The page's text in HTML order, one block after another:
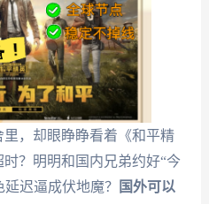
，却眼睁睁看着《和平精
？明明和国内兄弟约好“今
迟逼成伏地魔？
国外可以